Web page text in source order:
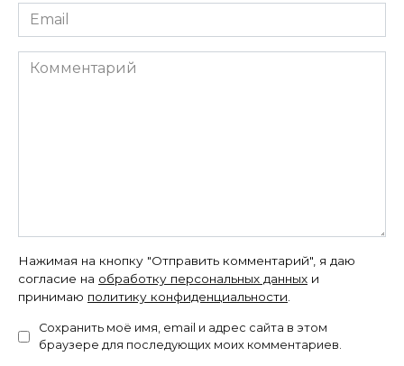
Email
*
Комментарий
Нажимая на кнопку "Отправить комментарий", я даю
согласие на обработку персональных данных и
принимаю политику конфиденциальности.
Сохранить моё имя, email и адрес сайта в этом
браузере для последующих моих комментариев.